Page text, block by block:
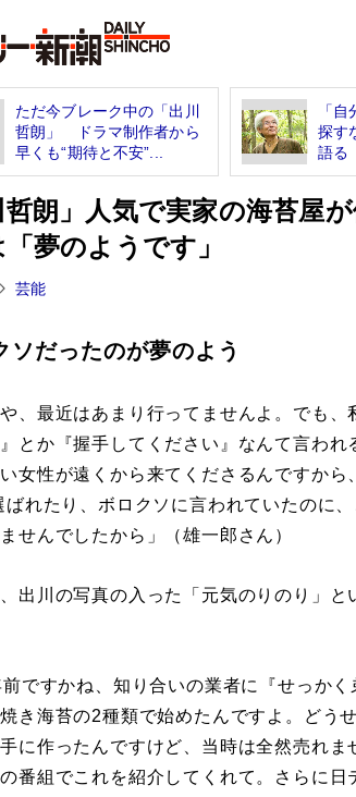
ただ今ブレーク中の「出川
哲朗」 ドラマ制作者から
早くも“期待と不安”...
「
探す
語る
哲朗」人気で実家の海苔
夢のようです」
芸能
ソだったのが夢のよう
や、最近はあまり行ってませんよ。でも
とか『握手してください』なんて言われ
女性が遠くから来てくださるんですか
ばれたり、ボロクソに言われていたのに
せんでしたから」（雄一郎さん）
出川の写真の入った「元気のりのり」と
前ですかね、知り合いの業者に『せっか
き海苔の2種類で始めたんですよ。どう
に作ったんですけど、当時は全然売れ
番組でこれを紹介してくれて。さらに